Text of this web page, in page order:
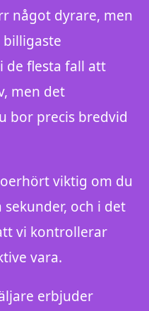
något dyrare, men
billigaste
de flesta fall att
men det
bor precis bredvid
viktig om du
och i det
vi kontrollerar
vara.
erbjuder